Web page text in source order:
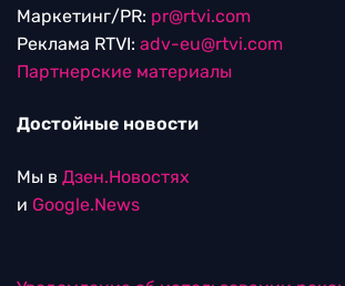
Маркетинг/PR: pr@rtvi.com
Реклама RTVI: adv-eu@rtvi.com
Партнерские материалы
Достойные новости
Мы в Дзен.Новостях
и Google.News